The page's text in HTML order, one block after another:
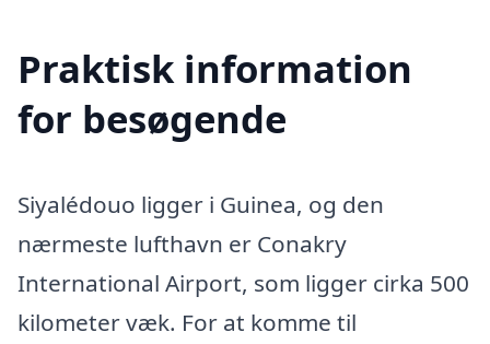
Praktisk information
for besøgende
Siyalédouo ligger i Guinea, og den
nærmeste lufthavn er Conakry
International Airport, som ligger cirka 500
kilometer væk. For at komme til